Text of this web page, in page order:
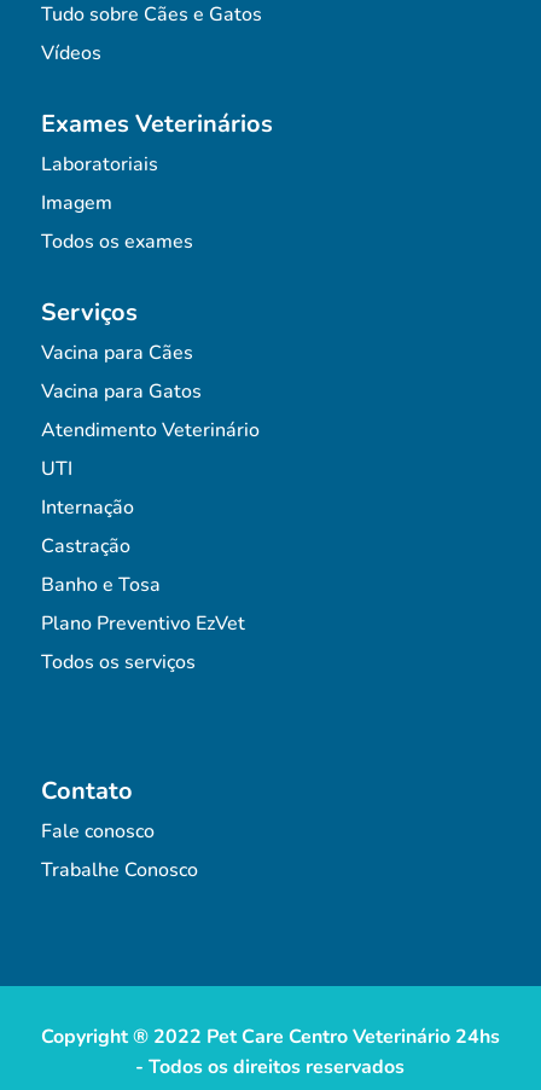
Tudo sobre Cães e Gatos
Vídeos
Exames Veterinários
Laboratoriais
Imagem
Todos os exames
Serviços
Vacina para Cães
Vacina para Gatos
Atendimento Veterinário
UTI
Internação
Castração
Banho e Tosa
Plano Preventivo EzVet
Todos os serviços
Contato
Fale conosco
Trabalhe Conosco
Copyright ® 2022 Pet Care Centro Veterinário 24hs
- Todos os direitos reservados